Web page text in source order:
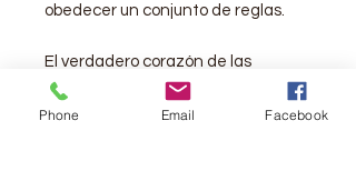
obedecer un conjunto de reglas.
El verdadero corazón de las
disciplinas espirituales es nuestra
relación con Dios. A medida que
Phone Email Facebook